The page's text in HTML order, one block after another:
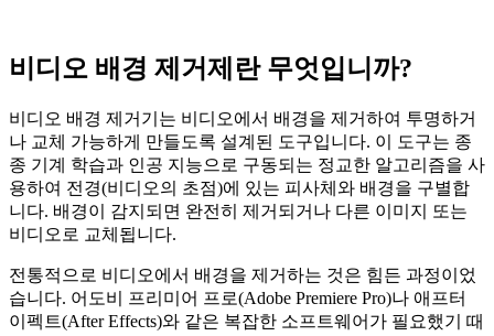
비디오 배경 제거제란 무엇입니까?
비디오 배경 제거기는 비디오에서 배경을 제거하여 투명하거
나 교체 가능하게 만들도록 설계된 도구입니다. 이 도구는 종
종 기계 학습과 인공 지능으로 구동되는 정교한 알고리즘을 사
용하여 전경(비디오의 초점)에 있는 피사체와 배경을 구별합
니다. 배경이 감지되면 완전히 제거되거나 다른 이미지 또는
비디오로 교체됩니다.
전통적으로 비디오에서 배경을 제거하는 것은 힘든 과정이었
습니다. 어도비 프리미어 프로(Adobe Premiere Pro)나 애프터
이펙트(After Effects)와 같은 복잡한 소프트웨어가 필요했기 때